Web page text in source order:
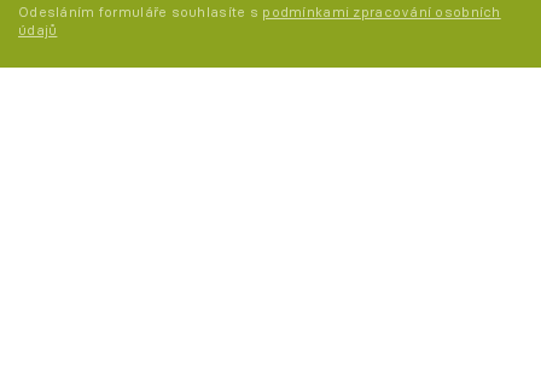
Odesláním formuláře souhlasíte s podmínkami zpracování osobních
údajů